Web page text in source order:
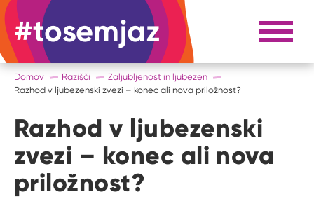
#tosemjaz #to sem jaz Razpri
Domov Razišči
Zaljubljenost in ljubezen
Razhod v ljubezenski zvezi – konec ali nova priložnost?
Razhod v ljubezenski
zvezi – konec ali nova
priložnost?